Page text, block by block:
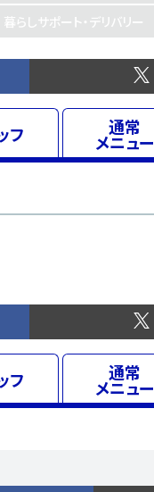
暮らしサポート・デリバリー
フ 通常
メニュー
フ 通常
メニュー